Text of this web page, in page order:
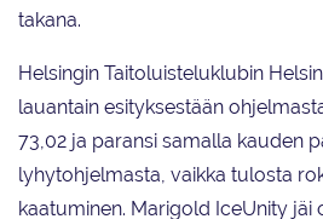
takana.
Helsingin Taitoluisteluklubin
lauantain esityksestään
73,02 ja paransi samalla kauden
lyhytohjelmasta, vaikka tulosta
kaatuminen. Marigold IceUnity jäi